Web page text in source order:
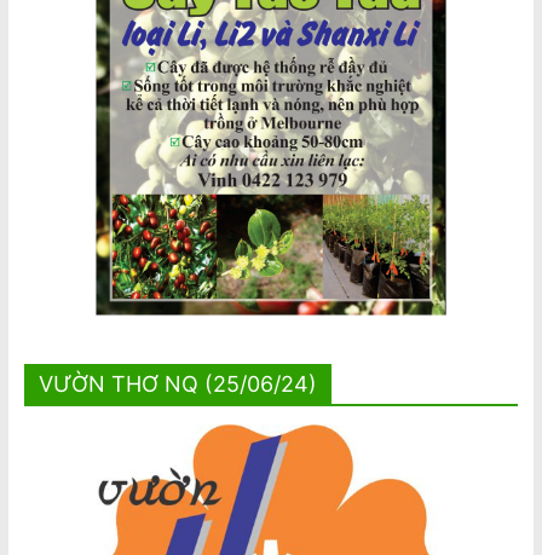
VƯỜN THƠ NQ (25/06/24)